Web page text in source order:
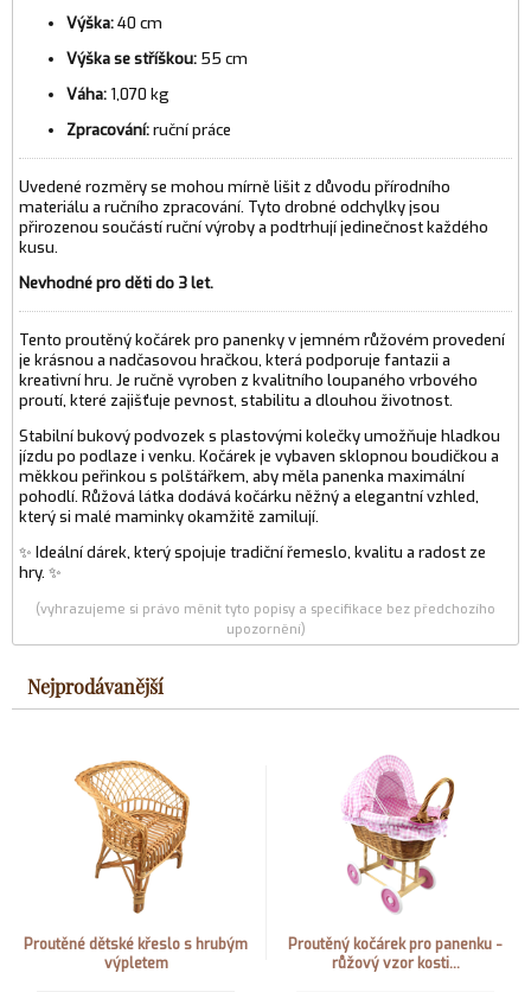
Výška:40 cm
Výška se stříškou: 55 cm
Váha: 1,070 kg
Zpracování:ruční práce
Uvedené rozměry se mohou mírně lišit z důvodu přírodního
materiálu a ručního zpracování. Tyto drobné odchylky jsou
přirozenou součástí ruční výroby a podtrhují jedinečnost každého
kusu.
Nevhodné pro děti do 3 let.
Tento proutěný kočárek pro panenky v jemném růžovém provedení
je krásnou a nadčasovou hračkou, která podporuje fantazii a
kreativní hru. Je ručně vyroben z kvalitního loupaného vrbového
proutí, které zajišťuje pevnost, stabilitu a dlouhou životnost.
Stabilní bukový podvozek s plastovými kolečky umožňuje hladkou
jízdu po podlaze i venku. Kočárek je vybaven sklopnou boudičkou a
měkkou peřinkou s polštářkem, aby měla panenka maximální
pohodlí. Růžová látka dodává kočárku něžný a elegantní vzhled,
který si malé maminky okamžitě zamilují.
✨ Ideální dárek, který spojuje tradiční řemeslo, kvalitu a radost ze
hry. ✨
(vyhrazujeme si právo měnit tyto popisy a specifikace bez předchozího
upozornění)
Nejprodávanější
Proutěné dětské křeslo s hrubým
výpletem
Proutěný kočárek pro panenku -
růžový vzor kosti...